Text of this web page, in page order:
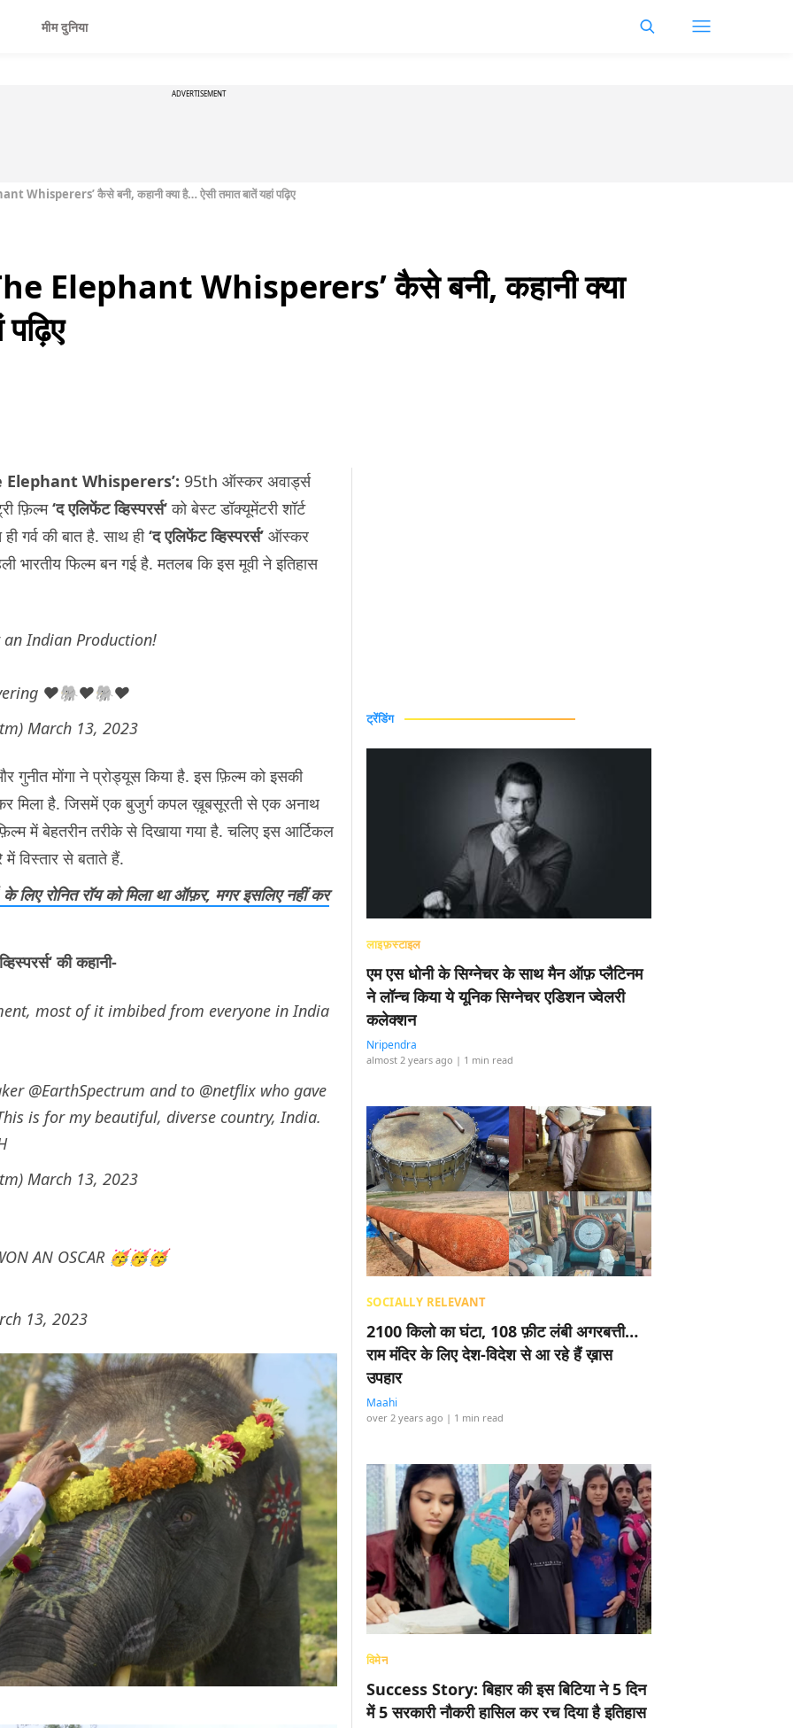
मीम दुनिया
ADVERTISEMENT
Whisperers’ कैसे बनी, कहानी क्या है… ऐसी तमात बातें यहां पढ़िए
Elephant Whisperers’ कैसे बनी, कहानी क्या
Whisperers’: 95th ऑस्कर अवार्ड्स
फ़िल्म‘द एलिफेंटव्हिस्परर्स‘को बेस्ट डॉक्यूमेंटरी शॉर्ट
गर्व की बात है. साथ ही‘द एलिफेंट व्हिस्परर्स’ ऑस्कर
भारतीय फिल्म बन गई है. मतलब कि इस मूवी ने इतिहास
Indian Production!
♥️🐘♥️🐘♥️
March 13, 2023
गुनीत मोंगा ने प्रोड्यूस किया है. इस फ़िल्म को इसकी
मिला है. जिसमें एक बुजुर्ग कपल ख़ूबसूरती से एक अनाथ
में बेहतरीन तरीके से दिखाया गया है. चलिए इस आर्टिकल
विस्तार से बताते हैं.
के लिए रोनित रॉय को मिला था ऑफ़र, मगर इसलिए नहीं कर
व्हिस्परर्स‘ की कहानी-
most of it imbibed from everyone in India
@EarthSpectrum and to @netflix who gave
is for my beautiful, diverse country, India.
March 13, 2023
WON AN OSCAR 🥳🥳🥳
13, 2023
ट्रेंडिंग
लाइफ़स्टाइल
एम एस धोनी के सिग्नेचर के साथ मैन ऑफ़ प्लैटिनम
ने लॉन्च किया ये यूनिक सिग्नेचर एडिशन ज्वेलरी
कलेक्शन
Nripendra
almost 2 years ago | 1 min read
SOCIALLY RELEVANT
2100 किलो का घंटा, 108 फ़ीट लंबी अगरबत्ती…
राम मंदिर के लिए देश-विदेश से आ रहे हैं ख़ास
उपहार
Maahi
over 2 years ago | 1 min read
विमेन
Success Story: बिहार की इस बिटिया ने 5 दिन
में 5 सरकारी नौकरी हासिल कर रच दिया है इतिहास